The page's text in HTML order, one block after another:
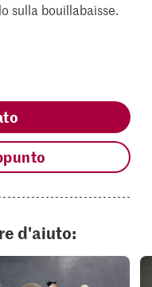
sulla bouillabaisse.
d'aiuto: